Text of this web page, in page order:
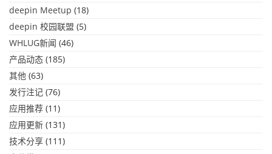
deepin Meetup (18)
deepin 校园联盟 (5)
WHLUG新闻 (46)
产品动态 (185)
其他 (63)
发行注记 (76)
应用推荐 (11)
应用更新 (131)
技术分享 (111)